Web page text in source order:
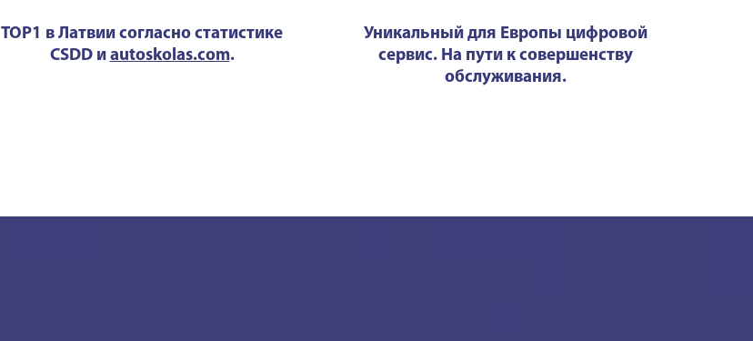
TOP1 в Латвии согласно статистике
CSDD и autoskolas.com.
Уникальный для Европы цифровой
сервис. На пути к совершенству
обслуживания.